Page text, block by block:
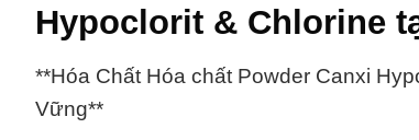
Hypoclorit & Chlorine
**Hóa Chất Hóa chất Powder Canxi
Vững**